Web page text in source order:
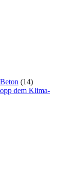
(14)
dem Klima-